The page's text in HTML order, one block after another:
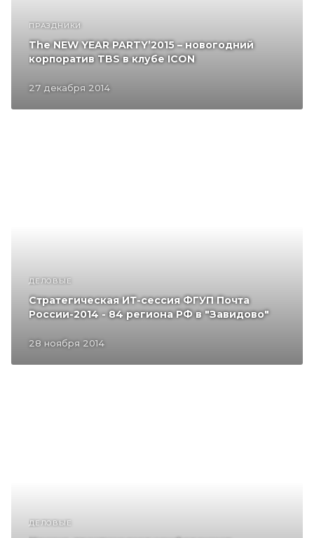
ПРАЗДНИКИ
27 декабря 2014
The NEW YEAR PARTY’2015 – новогодний
корпоратив TBS в клубе ICON
ДЕЛОВЫЕ
28 ноября 2014
Стратегическая ИТ-сессия ФГУП Почта
России-2014 - 84 региона РФ в "Завидово"
ДЕЛОВЫЕ